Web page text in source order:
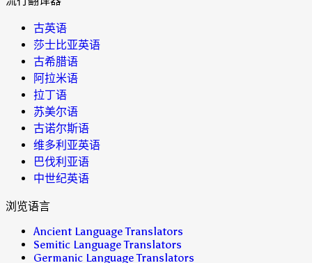
古英语
莎士比亚英语
古希腊语
阿拉米语
拉丁语
苏美尔语
古诺尔斯语
维多利亚英语
巴伐利亚语
中世纪英语
浏览语言
Ancient Language Translators
Semitic Language Translators
Germanic Language Translators